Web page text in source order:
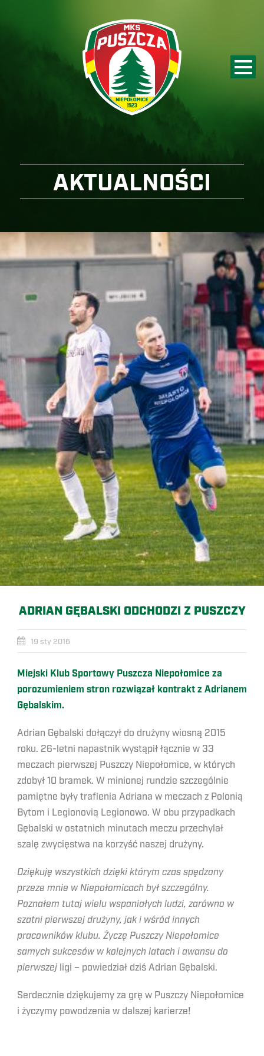
AKTUALNOŚCI
ADRIAN GĘBALSKI ODCHODZI Z PUSZCZY
19 sty 2016
Miejski Klub Sportowy Puszcza Niepołomice za
porozumieniem stron rozwiązał kontrakt z Adrianem
Gębalskim.
Adrian Gębalski dołączył do drużyny wiosną 2015
roku. 26-letni napastnik wystąpił łącznie w 33
meczach pierwszej Puszczy Niepołomice, w których
zdobył 10 bramek. W minionej rundzie szczególnie
pamiętne były trafienia Adriana w meczach z Polonią
Bytom i Legionovią Legionowo. W obu przypadkach
Gębalski w ostatnich minutach meczu przechylał
szalę zwycięstwa na korzyść naszej drużyny.
Dziękuję wszystkich dzięki którym czas spędzony
przeze mnie w Niepołomicach był szczególny.
Poznałem tutaj wielu wspaniałych ludzi, zarówno w
szatni pierwszej drużyny, jak i wśród innych
pracowników klubu. Życzę Puszczy Niepołomice
samych sukcesów w kolejnych latach i awansu do
pierwszej ligi – powiedział dziś Adrian Gębalski.
Serdecznie dziękujemy za grę w Puszczy Niepołomice
i życzymy powodzenia w dalszej karierze!